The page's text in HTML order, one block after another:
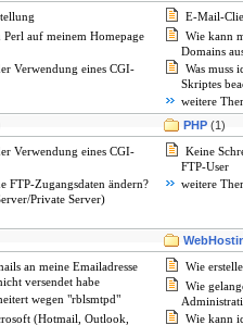
Perl auf meinem Homepage
Verwendung eines CGI-
E-Mail-
Wie kann
Domains
Was muss
Skriptes
weitere
PHP (1)
Verwendung eines CGI-
FTP-Zugangsdaten ändern?
Private Server)
Keine
FTP-User
weitere
an meine Emailadresse
versendet habe
wegen "rblsmtpd"
(Hotmail, Outlook,
Wie
Wie
Wie kann